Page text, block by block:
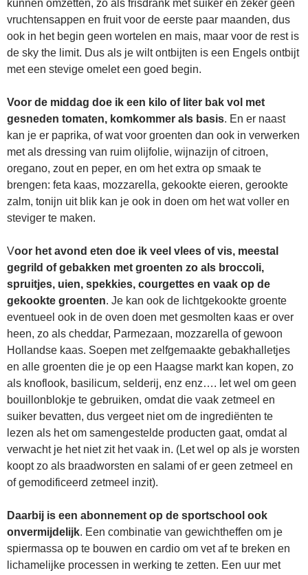
kunnen omzetten, zo als frisdrank met suiker en zeker geen
vruchtensappen en fruit voor de eerste paar maanden, dus
ook in het begin geen wortelen en mais, maar voor de rest is
de sky the limit. Dus als je wilt ontbijten is een Engels ontbijt
met een stevige omelet een goed begin.
Voor de middag doe ik een kilo of liter bak vol met
gesneden tomaten, komkommer als basis. En er naast
kan je er paprika, of wat voor groenten dan ook in verwerken
met als dressing van ruim olijfolie, wijnazijn of citroen,
oregano, zout en peper, en om het extra op smaak te
brengen: feta kaas, mozzarella, gekookte eieren, gerookte
zalm, tonijn uit blik kan je ook in doen om het wat voller en
steviger te maken.
Voor het avond eten doe ik veel vlees of vis, meestal
gegrild of gebakken met groenten zo als broccoli,
spruitjes, uien, spekkies, courgettes en vaak op de
gekookte groenten. Je kan ook de lichtgekookte groente
eventueel ook in de oven doen met gesmolten kaas er over
heen, zo als cheddar, Parmezaan, mozzarella of gewoon
Hollandse kaas. Soepen met zelfgemaakte gebakhalletjes
en alle groenten die je op een Haagse markt kan kopen, zo
als knoflook, basilicum, selderij, enz enz…. let wel om geen
bouillonblokje te gebruiken, omdat die vaak zetmeel en
suiker bevatten, dus vergeet niet om de ingrediënten te
lezen als het om samengestelde producten gaat, omdat al
verwacht je het niet zit het vaak in. (Let wel op als je worsten
koopt zo als braadworsten en salami of er geen zetmeel en
of gemodificeerd zetmeel inzit).
Daarbij is een abonnement op de sportschool ook
onvermijdelijk. Een combinatie van gewichtheffen om je
spiermassa op te bouwen en cardio om vet af te breken en
lichamelijke processen in werking te zetten. Een uur met